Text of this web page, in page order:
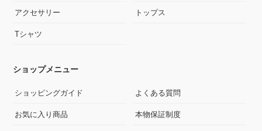
アクセサリー トップス
Tシャツ
ショップメニュー
ショッピングガイド よくある質問
お気に入り商品 本物保証制度